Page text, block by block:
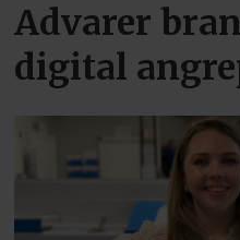
Advarer
digital